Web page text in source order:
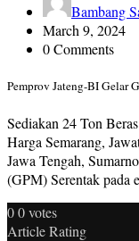
Bambang
March 9, 2024
0 Comments
Pemprov Jateng-BI Gelar
Sediakan 24 Ton
Harga Semarang,
Jawa Tengah,
(GPM) Serentak pada
00votes
Article Rating